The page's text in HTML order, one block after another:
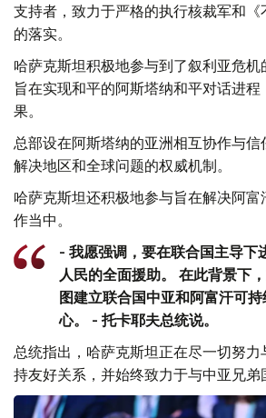
支持者，致力于严格的执行核裁军和《
的落实。
哈萨克斯坦积极地参与到了叙利亚危机
旨在实现和平的阿斯塔纳和平对话进
果。
总部设在阿斯塔纳的亚洲相互协作与
解决地区和全球问题的权威机制。
哈萨克斯坦还积极地参与旨在解决阿
作当中。
- 我愿强调，要在联合国主导下
人民的全面援助。 在此背景下
图建立联合国中亚和阿富汗可
心。 - 托卡耶夫总统说。
总统指出，哈萨克斯坦正在尽一切努
持友好关系，并始终致力于与中亚兄弟